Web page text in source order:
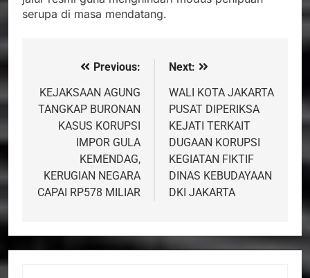
serupa di masa mendatang.
Navigasi
pos
Previous:
KEJAKSAAN AGUNG
TANGKAP BURONAN
KASUS KORUPSI
IMPOR GULA
KEMENDAG,
KERUGIAN NEGARA
CAPAI RP578 MILIAR
Next:
WALI KOTA JAKARTA
PUSAT DIPERIKSA
KEJATI TERKAIT
DUGAAN KORUPSI
KEGIATAN FIKTIF
DINAS KEBUDAYAAN
DKI JAKARTA